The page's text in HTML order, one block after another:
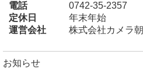
電話
0742-35-2357
定休日
年末年始
運営会社
株式会社カメラ
お知らせ